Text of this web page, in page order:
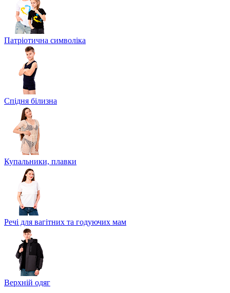
Патріотична символіка
Спідня білизна
Купальники, плавки
Речі для вагітних та годуючих мам
Верхній одяг